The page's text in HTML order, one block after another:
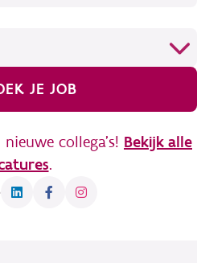
JE JOB
nieuwe collega's! Bekijk alle
.